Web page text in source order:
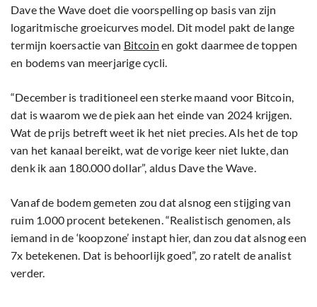
Dave the Wave doet die voorspelling op basis van zijn
logaritmische groeicurves model. Dit model pakt de lange
termijn koersactie van Bitcoin en gokt daarmee de toppen
en bodems van meerjarige cycli.
“December is traditioneel een sterke maand voor Bitcoin,
dat is waarom we de piek aan het einde van 2024 krijgen.
Wat de prijs betreft weet ik het niet precies. Als het de top
van het kanaal bereikt, wat de vorige keer niet lukte, dan
denk ik aan 180.000 dollar”, aldus Dave the Wave.
Vanaf de bodem gemeten zou dat alsnog een stijging van
ruim 1.000 procent betekenen. “Realistisch genomen, als
iemand in de ‘koopzone’ instapt hier, dan zou dat alsnog een
7x betekenen. Dat is behoorlijk goed”, zo ratelt de analist
verder.